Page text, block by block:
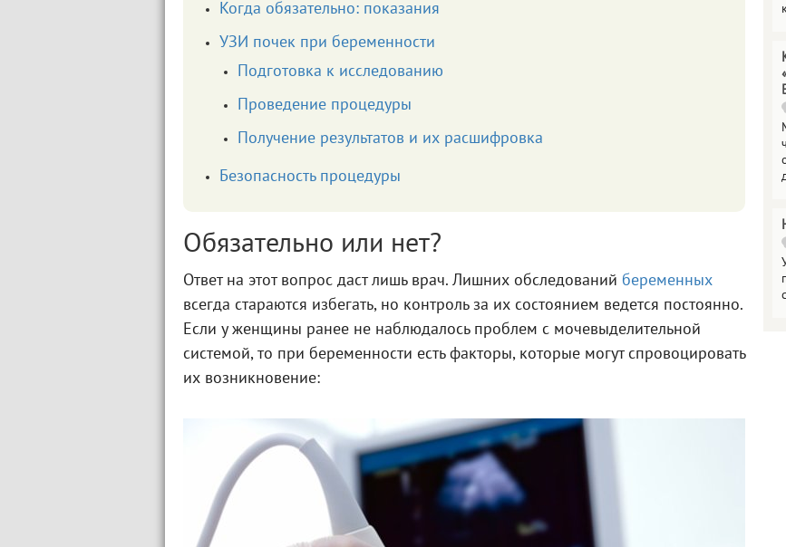
Когда обязательно: показания
УЗИ почек при беременности
Подготовка к исследованию
Проведение процедуры
Получение результатов и их расшифровка
Безопасность процедуры
Обязательно или нет?
Ответ на этот вопрос даст лишь врач. Лишних обследований беременных
всегда стараются избегать, но контроль за их состоянием ведется постоянно.
Если у женщины ранее не наблюдалось проблем с мочевыделительной
системой, то при беременности есть факторы, которые могут спровоцировать
их возникновение: